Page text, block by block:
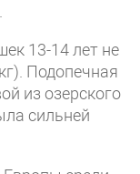
13-14 лет не
Подопечная
из озерского
сильней